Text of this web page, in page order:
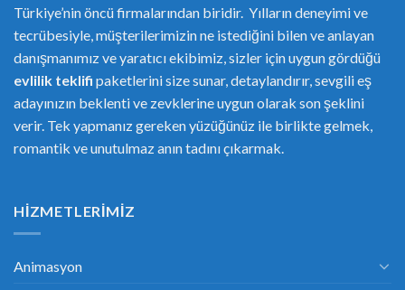
Türkiye’nin öncü firmalarından biridir. Yılların deneyimi ve
tecrübesiyle, müşterilerimizin ne istediğini bilen ve anlayan
danışmanımız ve yaratıcı ekibimiz, sizler için uygun gördüğü
evlilik teklifi paketlerini size sunar, detaylandırır, sevgili eş
adayınızın beklenti ve zevklerine uygun olarak son şeklini
verir. Tek yapmanız gereken yüzüğünüz ile birlikte gelmek,
romantik ve unutulmaz anın tadını çıkarmak.
HIZMETLERIMIZ
Animasyon